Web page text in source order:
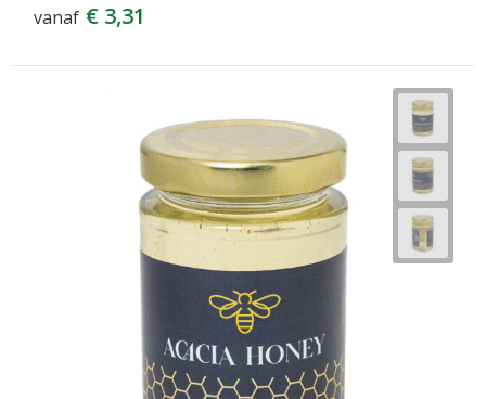
vanaf € 3,31